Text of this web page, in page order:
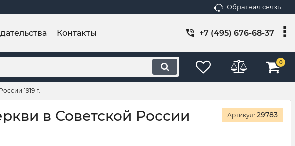
Обратная связь
Контакты +7 (495) 676-68-37
0
1919 г.
в Советской России
Артикул: 29783